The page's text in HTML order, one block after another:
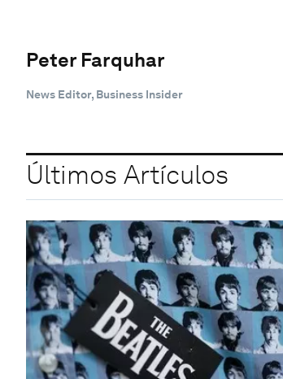
Peter Farquhar
News Editor, Business Insider
Últimos Artículos